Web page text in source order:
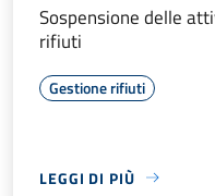
Sospensione delle
rifiuti
Gestione rifiuti
LEGGI DI PIÙ